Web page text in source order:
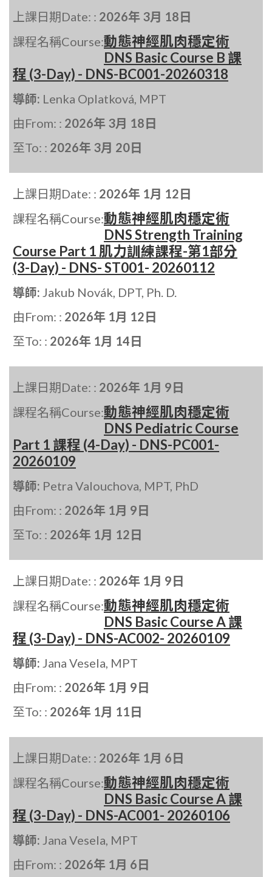
上課日期Date: : 2026年 3月 18日
課程名稱Course:動態神經肌肉穩定術
DNS Basic Course B 課
程 (3-Day) - DNS-BC001-20260318
導師: Lenka Oplatková, MPT
由From: : 2026年 3月 18日
至To: : 2026年 3月 20日
上課日期Date: : 2026年 1月 12日
課程名稱Course:動態神經肌肉穩定術
DNS Strength Training
Course Part 1 肌力訓練課程-第1部分
(3-Day) - DNS- ST001- 20260112
導師: Jakub Novák, DPT, Ph. D.
由From: : 2026年 1月 12日
至To: : 2026年 1月 14日
上課日期Date: : 2026年 1月 9日
課程名稱Course:動態神經肌肉穩定術
DNS Pediatric Course
Part 1 課程 (4-Day) - DNS-PC001-
20260109
導師: Petra Valouchova, MPT, PhD
由From: : 2026年 1月 9日
至To: : 2026年 1月 12日
上課日期Date: : 2026年 1月 9日
課程名稱Course:動態神經肌肉穩定術
DNS Basic Course A 課
程 (3-Day) - DNS-AC002- 20260109
導師: Jana Vesela, MPT
由From: : 2026年 1月 9日
至To: : 2026年 1月 11日
上課日期Date: : 2026年 1月 6日
課程名稱Course:動態神經肌肉穩定術
DNS Basic Course A 課
程 (3-Day) - DNS-AC001- 20260106
導師: Jana Vesela, MPT
由From: : 2026年 1月 6日